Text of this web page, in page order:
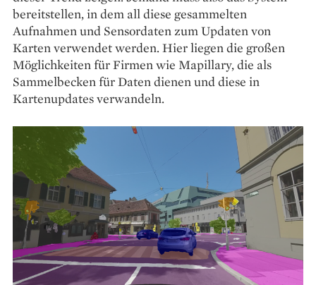
bereitstellen, in dem all diese gesammelten
Aufnahmen und Sensordaten zum Updaten von
Karten verwendet werden. Hier liegen die großen
Möglichkeiten für Firmen wie Mapillary, die als
Sammelbecken für Daten dienen und diese in
Kartenupdates verwandeln.